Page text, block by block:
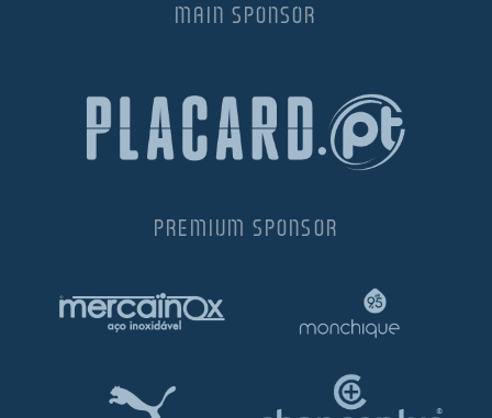
MAIN SPONSOR
PREMIUM SPONSOR